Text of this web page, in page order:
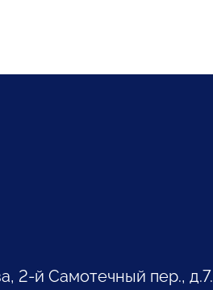
2-й Самотечный пер., д.7.